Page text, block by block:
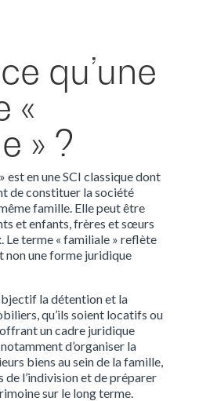
qu’une
«
» ?
est en une SCI classique dont
de constituer la société
famille. Elle peut être
et enfants, frères et sœurs
Le terme « familiale » reflète
non une forme juridique
la détention et la
qu’ils soient locatifs ou
un cadre juridique
d’organiser la
biens au sein de la famille,
de l’indivision et de préparer
sur le long terme.